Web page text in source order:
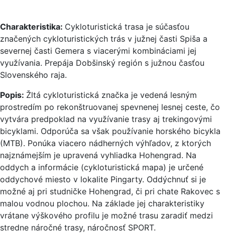
Charakteristika: Cykloturistická trasa je súčasťou
značených cykloturistických trás v južnej časti Spiša a
severnej časti Gemera s viacerými kombináciami jej
využívania. Prepája Dobšinský región s južnou časťou
Slovenského raja.
Popis: Žltá cykloturistická značka je vedená lesným
prostredím po rekonštruovanej spevnenej lesnej ceste, čo
vytvára predpoklad na využívanie trasy aj trekingovými
bicyklami. Odporúča sa však používanie horského bicykla
(MTB). Ponúka viacero nádherných výhľadov, z ktorých
najznámejším je upravená vyhliadka Hohengrad. Na
oddych a informácie (cykloturistická mapa) je určené
oddychové miesto v lokalite Pingarty. Oddýchnuť si je
možné aj pri studničke Hohengrad, či pri chate Rakovec s
malou vodnou plochou. Na základe jej charakteristiky
vrátane výškového profilu je možné trasu zaradiť medzi
stredne náročné trasy, náročnosť SPORT.